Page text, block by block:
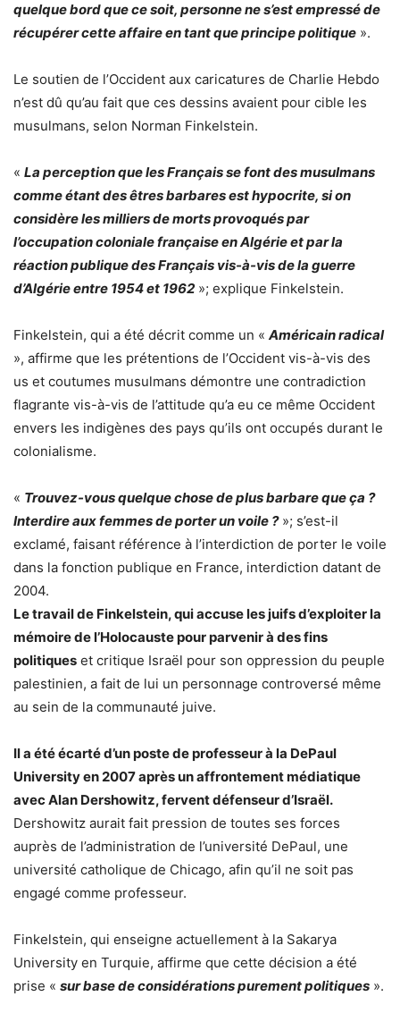
quelque bord que ce soit, personne ne s’est empressé de
récupérer cette affaire en tant que principe politique ».
Le soutien de l’Occident aux caricatures de Charlie Hebdo
n’est dû qu’au fait que ces dessins avaient pour cible les
musulmans, selon Norman Finkelstein.
« La perception que les Français se font des musulmans
comme étant des êtres barbares est hypocrite, si on
considère les milliers de morts provoqués par
l’occupation coloniale française en Algérie et par la
réaction publique des Français vis-à-vis de la guerre
d’Algérie entre 1954 et 1962 »; explique Finkelstein.
Finkelstein, qui a été décrit comme un « Américain radical
», affirme que les prétentions de l’Occident vis-à-vis des
us et coutumes musulmans démontre une contradiction
flagrante vis-à-vis de l’attitude qu’a eu ce même Occident
envers les indigènes des pays qu’ils ont occupés durant le
colonialisme.
« Trouvez-vous quelque chose de plus barbare que ça ?
Interdire aux femmes de porter un voile ? »; s’est-il
exclamé, faisant référence à l’interdiction de porter le voile
dans la fonction publique en France, interdiction datant de
2004.
Le travail de Finkelstein, qui accuse les juifs d’exploiter la
mémoire de l’Holocauste pour parvenir à des fins
politiques et critique Israël pour son oppression du peuple
palestinien, a fait de lui un personnage controversé même
au sein de la communauté juive.
Il a été écarté d’un poste de professeur à la DePaul
University en 2007 après un affrontement médiatique
avec Alan Dershowitz, fervent défenseur d’Israël.
Dershowitz aurait fait pression de toutes ses forces
auprès de l’administration de l’université DePaul, une
université catholique de Chicago, afin qu’il ne soit pas
engagé comme professeur.
Finkelstein, qui enseigne actuellement à la Sakarya
University en Turquie, affirme que cette décision a été
prise « sur base de considérations purement politiques ».